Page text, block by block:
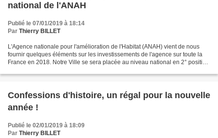
national de l'ANAH
Publié le 07/01/2019 à 18:14
Par Thierry BILLET
L'Agence nationale pour l'amélioration de l'Habitat (ANAH) vient de nous
fournir quelques éléments sur les investissements de l'agence sur toute la
France en 2018. Notre Ville se sera placée au niveau national en 2° position
Confessions d'histoire, un régal pour la nouvelle
année !
Publié le 02/01/2019 à 18:09
Par Thierry BILLET